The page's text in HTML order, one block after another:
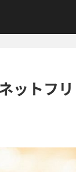
ネットフ